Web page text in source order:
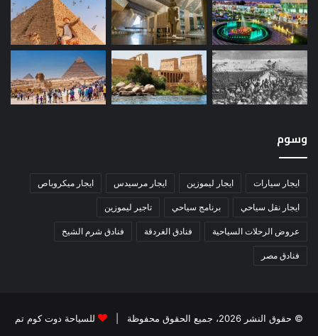
وسوم
ايجار سيارات ايجار ليموزين ايجار مرسيدس ايجار ميكروباص
ايجار نقل سياحي برنامج سياحي تاجير ليموزين
عروض الرحلات السياحية فنادق الغردقة فنادق شرم الشيخ
فنادق مصر
© حقوق النشر 2026، جميع الحقوق محفوظة |
للسياحة دوت كوم تم